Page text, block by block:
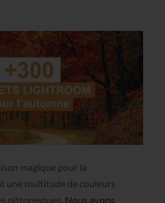
magique pour la
une multitude de couleurs
pittoresques. Nous avons